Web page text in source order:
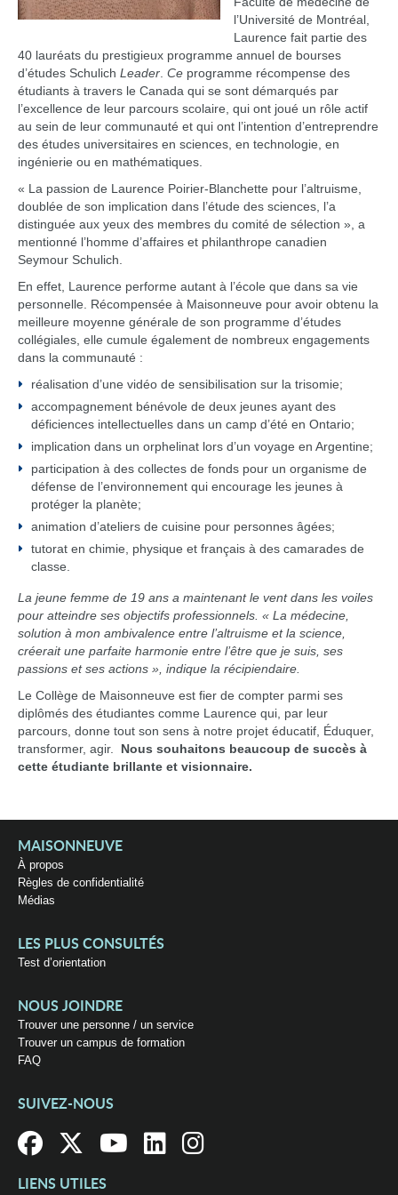
l’Université de Montréal,
Laurence fait partie des
40 lauréats du prestigieux programme annuel de bourses
d’études Schulich Leader Ce programme récompense des
étudiants à travers le Canada qui se sont démarqués par
l’excellence de leur parcours scolaire, qui ont joué un rôle actif
au sein de leur communauté et qui ont l’intention d’entreprendre
des études universitaires en sciences, en technologie, en
ingénierie ou en mathématiques.
« La passion de Laurence Poirier-Blanchette pour l’altruisme,
doublée de son implication dans l’étude des sciences, l’a
distinguée aux yeux des membres du comité de sélection », a
mentionné l’homme d’affaires et philanthrope canadien
Seymour Schulich.
En effet, Laurence performe autant à l’école que dans sa vie
personnelle. Récompensée à Maisonneuve pour avoir obtenu la
meilleure moyenne générale de son programme d’études
collégiales, elle cumule également de nombreux engagements
dans la communauté :
réalisation d’une vidéo de sensibilisation sur la trisomie;
accompagnement bénévole de deux jeunes ayant des
déficiences intellectuelles dans un camp d’été en Ontario;
implication dans un orphelinat lors d’un voyage en Argentine;
participation à des collectes de fonds pour un organisme de
défense de l’environnement qui encourage les jeunes à
protéger la planète;
animation d’ateliers de cuisine pour personnes âgées;
tutorat en chimie, physique et français à des camarades de
classe.
La jeune femme de 19 ans a maintenant le vent dans les voiles
pour atteindre ses objectifs professionnels. « La médecine,
solution à mon ambivalence entre l’altruisme et la science,
créerait une parfaite harmonie entre l’être que je suis, ses
passions et ses actions », indique la récipiendaire.
Le Collège de Maisonneuve est fier de compter parmi ses
diplômés des étudiantes comme Laurence qui, par leur
parcours, donne tout son sens à notre projet éducatif, Éduquer,
transformer, agir.
Nous souhaitons beaucoup de succès à
cette étudiante brillante et visionnaire.
MAISONNEUVE
À propos
Règles de confidentialité
Médias
LES PLUS CONSULTÉS
Test d’orientation
NOUS JOINDRE
Trouver une personne / un service
Trouver un campus de formation
FAQ
SUIVEZ-NOUS
LIENS UTILES